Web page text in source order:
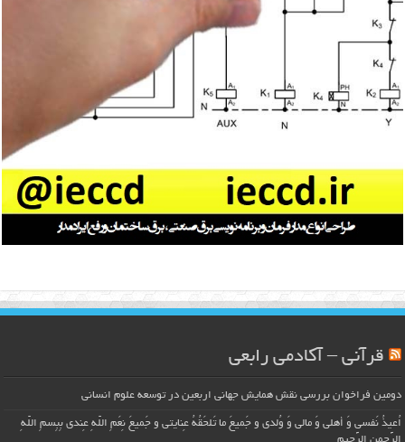
قرآنی – آکادمی رابعی
دومین فراخوان بررسی نقش همایش جهانی اربعین در توسعه علوم انسانی
اُعیذُ نَفسی وَ أهلی وَ مالی وَ وُلدی و جَمیعَ ما تَلحَقُهُ عِنایتی و جَمیعَ نِعَمِ اللّهِ عِندی بِبِسمِ اللّهِ